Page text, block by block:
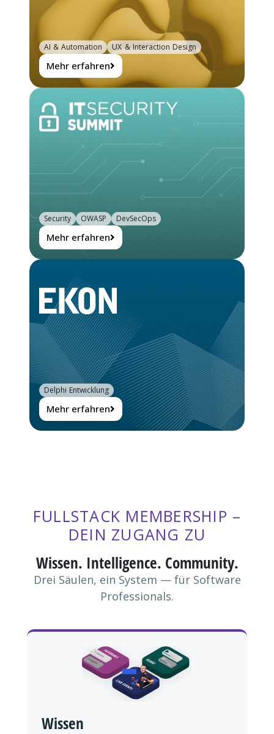
Mehr erfahren
AI & Automation UX & Interaction Design
Mehr erfahren
Security OWASP DevSecOps
Mehr erfahren
Delphi Entwicklung
FULLSTACK MEMBERSHIP –
DEIN ZUGANG ZU
Wissen. Intelligence. Community.
Drei Säulen, ein System — für Software
Professionals.
Wissen